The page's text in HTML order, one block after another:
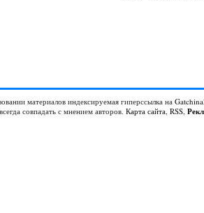
материалов индексируемая гиперссылка на
совпадать с мнением авторов. Карта сайта, RSS,